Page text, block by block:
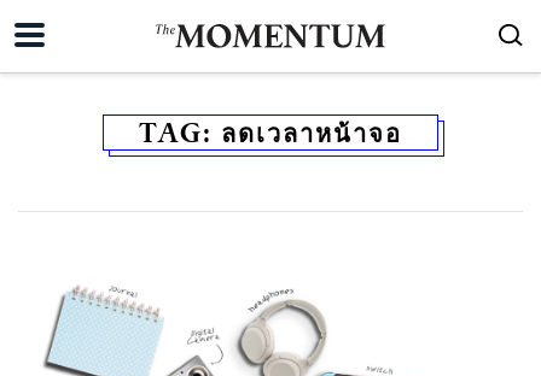
TAG: ลดเวลาหน้าจอ